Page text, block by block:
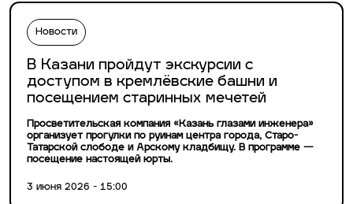
Новости
В Казани пройдут экскурсии с
доступом в кремлёвские башни и
посещением старинных мечетей
Просветительская компания «Казань глазами инженера»
организует прогулки по руинам центра города, Старо-
Татарской слободе и Арскому кладбищу. В программе —
посещение настоящей юрты.
3 июня 2026 - 15:00